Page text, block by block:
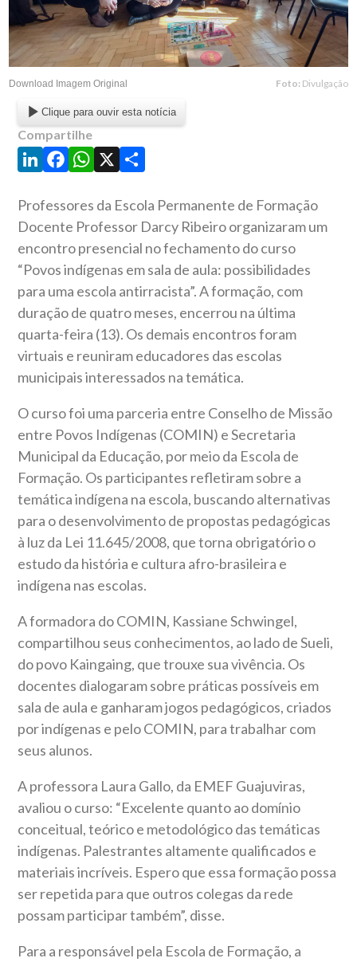
Download Imagem Original Foto: Divulgação
Clique para ouvir esta notícia
Compartilhe
LinkedIn
Facebook
WhatsApp
X Share
Professores da Escola Permanente de Formação
Docente Professor Darcy Ribeiro organizaram um
encontro presencial no fechamento do curso
“Povos indígenas em sala de aula: possibilidades
para uma escola antirracista”. A formação, com
duração de quatro meses, encerrou na última
quarta-feira (13). Os demais encontros foram
virtuais e reuniram educadores das escolas
municipais interessados na temática.
O curso foi uma parceria entre Conselho de Missão
entre Povos Indígenas (COMIN) e Secretaria
Municipal da Educação, por meio da Escola de
Formação. Os participantes refletiram sobre a
temática indígena na escola, buscando alternativas
para o desenvolvimento de propostas pedagógicas
à luz da Lei 11.645/2008, que torna obrigatório o
estudo da história e cultura afro-brasileira e
indígena nas escolas.
A formadora do COMIN, Kassiane Schwingel,
compartilhou seus conhecimentos, ao lado de Sueli,
do povo Kaingaing, que trouxe sua vivência. Os
docentes dialogaram sobre práticas possíveis em
sala de aula e ganharam jogos pedagógicos, criados
por indígenas e pelo COMIN, para trabalhar com
seus alunos.
A professora Laura Gallo, da EMEF Guajuviras,
avaliou o curso: “Excelente quanto ao domínio
conceitual, teórico e metodológico das temáticas
indígenas. Palestrantes altamente qualificados e
materiais incríveis. Espero que essa formação possa
ser repetida para que outros colegas da rede
possam participar também”, disse.
Para a responsável pela Escola de Formação, a